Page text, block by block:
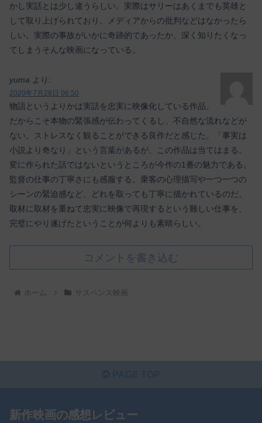
かし実話とは少し違うらしい。実際はサリーはあくまでも英雄と
して取り上げられており、メディアからの批判などはなかったら
しい。実際の事故がいかに奇跡的であったか、深く知りたくなっ
てしまうそんな映画になっている。
yuma より:
2020年7月28日 06:50
物語というよりかは実話を忠実に映像化している作品。
だからこそ本物の緊張感が伝わってくるし、不自然な流れなどが
ない。ストレスなく観ることができる良作だと感じた。「事実は
小説より奇なり」という言葉があるが、この作品は当てはまる。
変に作られた話ではないというところが今作の1番の魅力である。
監督の仕事の丁寧さにも感服する。乗客の心理描写や一つ一つの
シーンの緊迫感など、どれを取っても丁寧に描かれているのだ。
取材に取材を重ねて忠実に映像で再現するという難しい仕事を、
完璧にやり遂げたということが何よりも素晴らしい。
コメントを書き込む
ホーム サスペンス映画
新作映画の感想レビュー